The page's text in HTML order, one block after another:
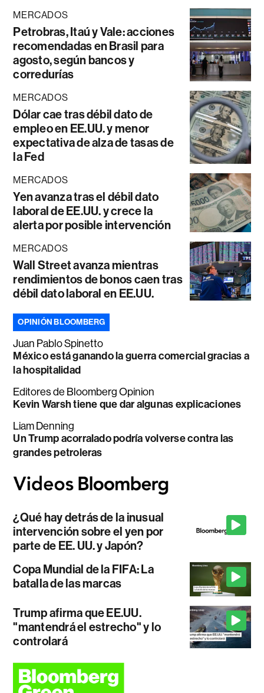
MERCADOS
Petrobras, Itaú y Vale: acciones
recomendadas en Brasil para
agosto, según bancos y
corredurías
MERCADOS
Dólar cae tras débil dato de
empleo en EE.UU. y menor
expectativa de alza de tasas de
la Fed
MERCADOS
Yen avanza tras el débil dato
laboral de EE.UU. y crece la
alerta por posible intervención
MERCADOS
Wall Street avanza mientras
rendimientos de bonos caen tras
débil dato laboral en EE.UU.
OPINIÓN BLOOMBERG
Juan Pablo Spinetto
México está ganando la guerra comercial gracias a
la hospitalidad
Editores de Bloomberg Opinion
Kevin Warsh tiene que dar algunas explicaciones
Liam Denning
Un Trump acorralado podría volverse contra las
grandes petroleras
¿Qué hay detrás de la inusual
intervención sobre el yen por
parte de EE. UU. y Japón?
Copa Mundial de la FIFA: La
batalla de las marcas
Trump afirma que EE.UU.
"mantendrá el estrecho" y lo
controlará